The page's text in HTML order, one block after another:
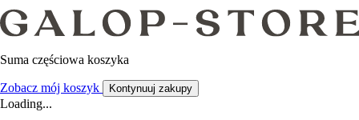
Suma częściowa koszyka
Zobacz mój koszyk Kontynuuj zakupy
Loading...